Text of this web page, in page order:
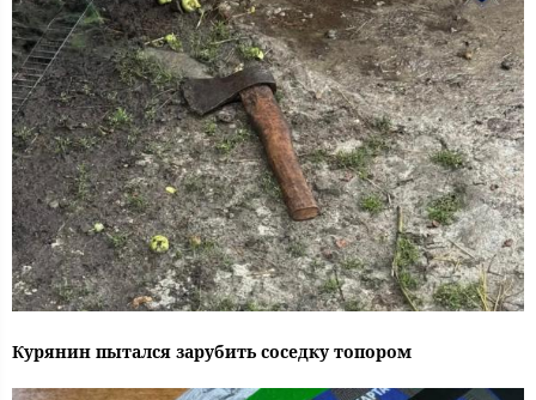
Курянин пытался зарубить соседку топором